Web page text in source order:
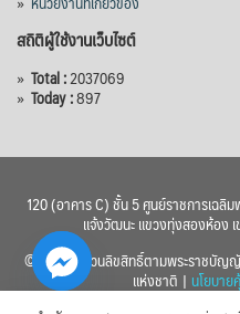
สถิติผู้ใช้งานเว็บไซต์
» Total :2037069
» Today :897
120 (อาคาร C) ชั้น 5 ศูนย์ราชการเฉลิ
แจ้งวัฒนะ แขวงทุ่งสองห้อง
© 2560 สงวนลิขสิทธิ์ตามพระราชบัญญั
แห่งชาติ | นโยบา